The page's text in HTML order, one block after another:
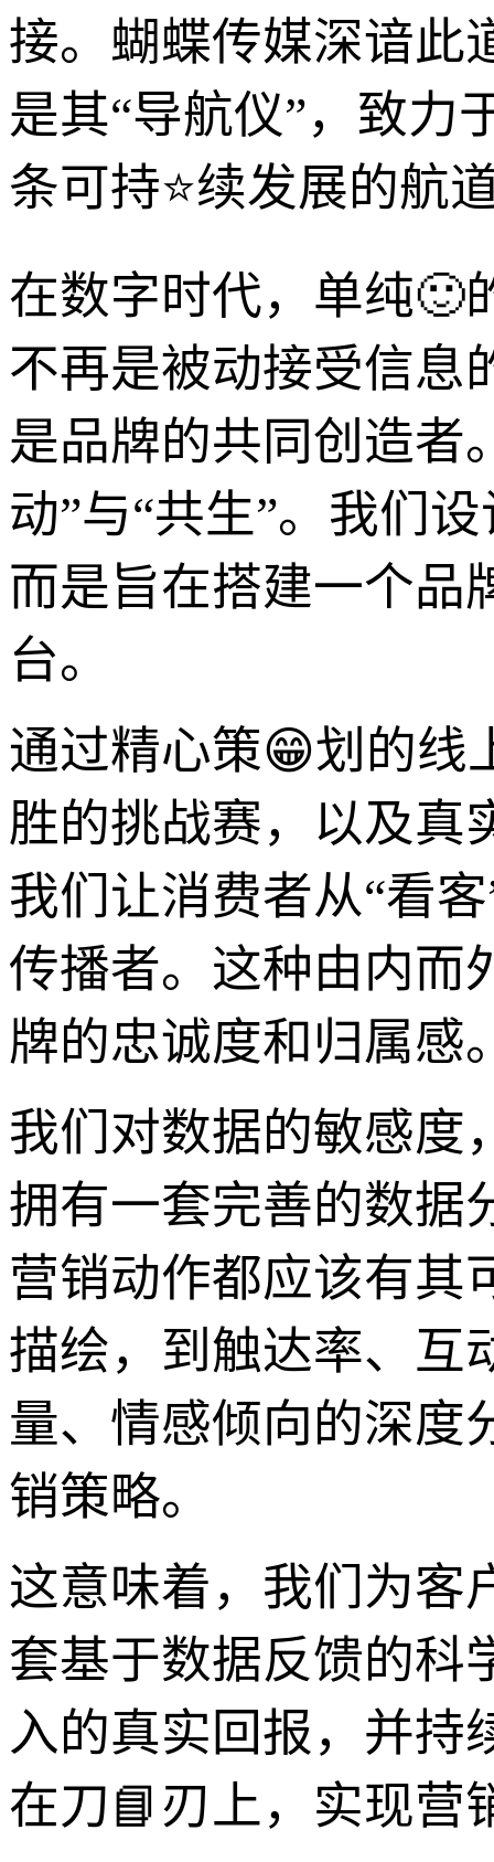
接。蝴蝶传媒深谙此
是其“导航仪”，致力
条可持⭐续发展的航
在数字时代，单纯🙂
不再是被动接受信息
是品牌的共同创造者
动”与“共生”。我们
而是旨在搭建一个品
台。
通过精心策😁划的线
胜的挑战赛，以及真
我们让消费者从“看
传播者。这种由内而
牌的忠诚度和归属感
我们对数据的敏感度
拥有一套完善的数据
营销动作都应该有其
描绘，到触达率、互
量、情感倾向的深度
销策略。
这意味着，我们为客
套基于数据反馈的科
入的真实回报，并持
在刀📘刃上，实现营